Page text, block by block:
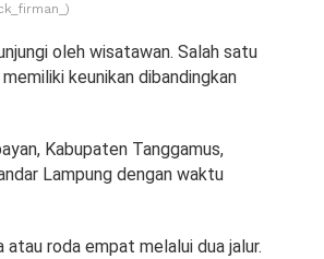
oleh wisatawan. Salah satu
keunikan dibandingkan
Kabupaten Tanggamus,
Lampung dengan waktu
atau roda empat melalui dua jalur.